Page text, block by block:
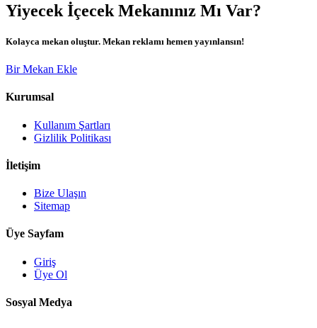
Yiyecek İçecek Mekanınız Mı Var?
Kolayca mekan oluştur. Mekan reklamı hemen yayınlansın!
Bir Mekan Ekle
Kurumsal
Kullanım Şartları
Gizlilik Politikası
İletişim
Bize Ulaşın
Sitemap
Üye Sayfam
Giriş
Üye Ol
Sosyal Medya